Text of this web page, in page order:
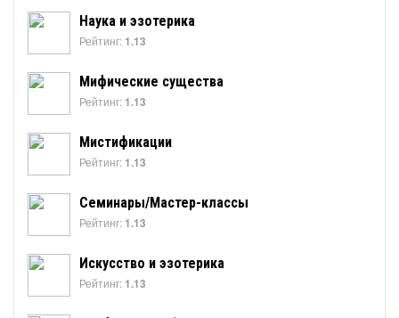
Наука и эзотерика
Рейтинг: 1.13
Мифические существа
Рейтинг: 1.13
Мистификации
Рейтинг: 1.13
Семинары/Мастер-классы
Рейтинг: 1.13
Искусство и эзотерика
Рейтинг: 1.13